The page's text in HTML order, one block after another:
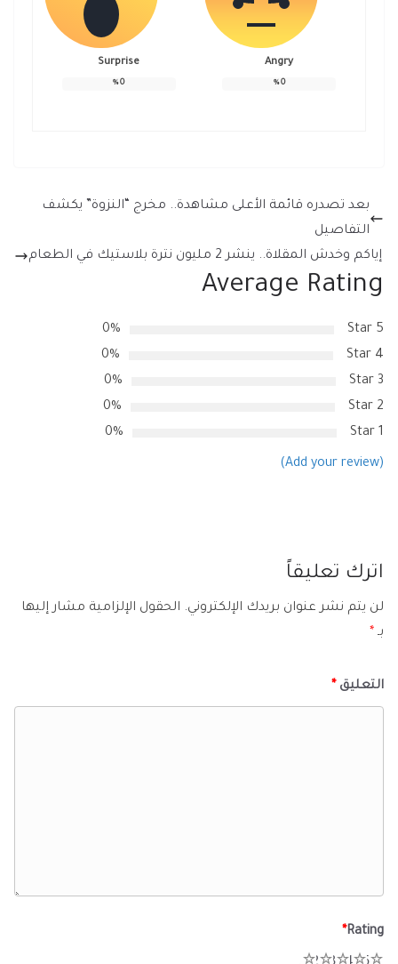
Angry
0
%
Surprise
0
%
بعد تصدره قائمة الأعلى مشاهدة.. مخرج “النزوة” يكشف
التفاصيل
إياكم وخدش المقلاة.. ينشر 2 مليون نترة بلاستيك في الطعام
Average Rating
5 Star
0%
4 Star
0%
3 Star
0%
2 Star
0%
1 Star
0%
(Add your review)
اترك تعليقاً
لن يتم نشر عنوان بريدك الإلكتروني. الحقول الإلزامية مشار إليها
بـ *
التعليق *
Rating
*
5
4
3
2